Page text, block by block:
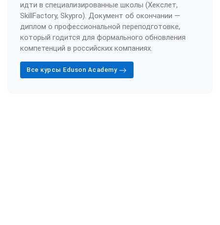
идти в специализированные школы (Хекслет,
SkillFactory, Skypro). Документ об окончании —
диплом о профессиональной переподготовке,
который годится для формального обновления
компетенций в российских компаниях.
Все курсы Eduson Academy